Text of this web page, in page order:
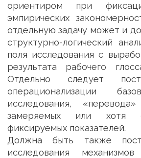
ориентиром при
эмпирических
отдельную задачу может и
структурно-логический
поля исследования с
результата рабочего
Отдельно следует
операционализации
исследования,
замеряемых или хотя
фиксируемых показателей.
Должна быть также
исследования